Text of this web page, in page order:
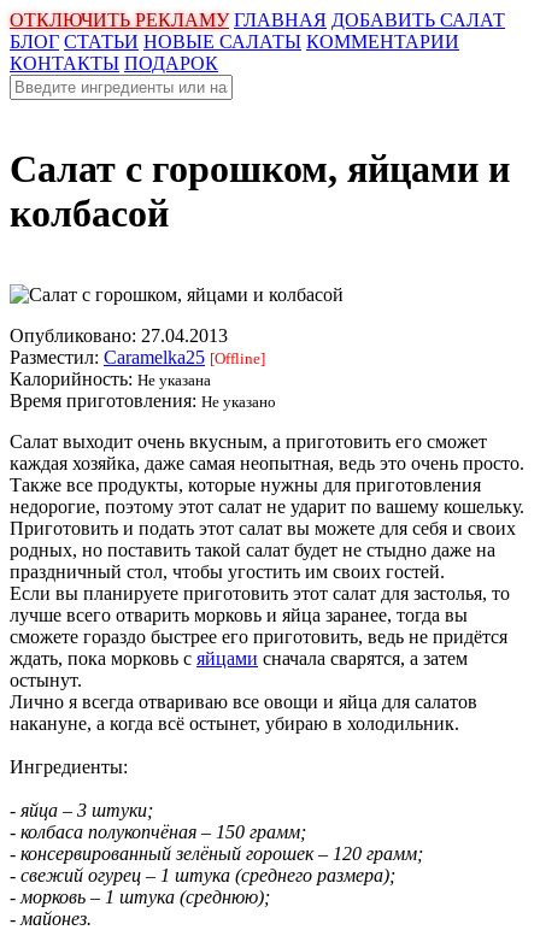
ОТКЛЮЧИТЬ РЕКЛАМУ ГЛАВНАЯ ДОБАВИТЬ САЛАТ
БЛОГ СТАТЬИ НОВЫЕ САЛАТЫ КОММЕНТАРИИ
КОНТАКТЫ ПОДАРОК
Салат с горошком, яйцами и
колбасой
Опубликовано: 27.04.2013
Разместил: Caramelka25 [Offline]
Калорийность: Не указана
Время приготовления: Не указано
Салат выходит очень вкусным, а приготовить его сможет
каждая хозяйка, даже самая неопытная, ведь это очень просто.
Также все продукты, которые нужны для приготовления
недорогие, поэтому этот салат не ударит по вашему кошельку.
Приготовить и подать этот салат вы можете для себя и своих
родных, но поставить такой салат будет не стыдно даже на
праздничный стол, чтобы угостить им своих гостей.
Если вы планируете приготовить этот салат для застолья, то
лучше всего отварить морковь и яйца заранее, тогда вы
сможете гораздо быстрее его приготовить, ведь не придётся
ждать, пока морковь с яйцами сначала сварятся, а затем
остынут.
Лично я всегда отвариваю все овощи и яйца для салатов
накануне, а когда всё остынет, убираю в холодильник.
Ингредиенты:
- яйца – 3 штуки;
- колбаса полукопчёная – 150 грамм;
- консервированный зелёный горошек – 120 грамм;
- свежий огурец – 1 штука (среднего размера);
- морковь – 1 штука (среднюю);
- майонез.